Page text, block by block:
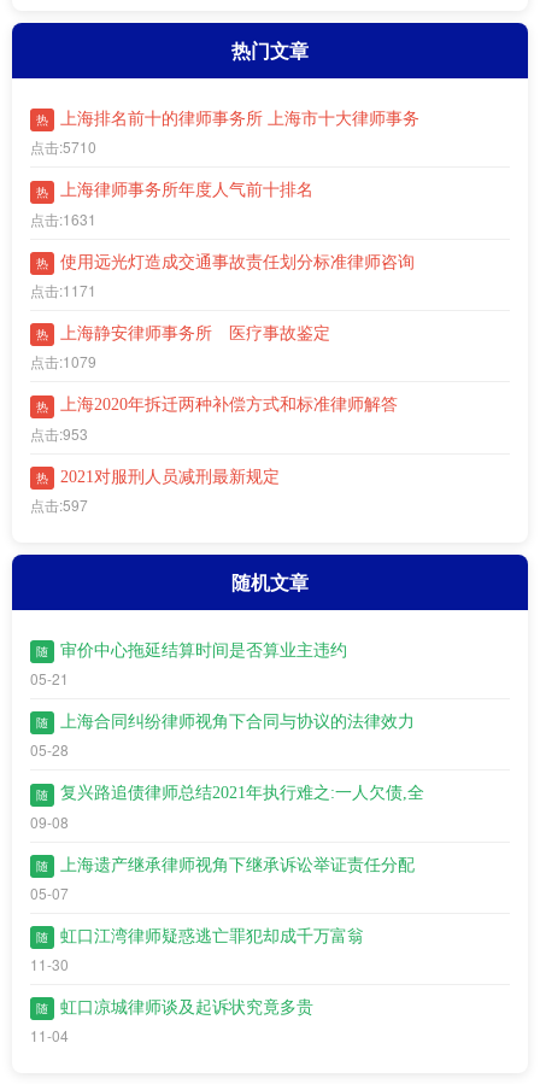
热门文章
热 上海排名前十的律师事务所 上海市十大律师事务
点击:5710
热 上海律师事务所年度人气前十排名
点击:1631
热 使用远光灯造成交通事故责任划分标准律师咨询
点击:1171
热 上海静安律师事务所 医疗事故鉴定
点击:1079
热 上海2020年拆迁两种补偿方式和标准律师解答
点击:953
热 2021对服刑人员减刑最新规定
点击:597
随机文章
随 审价中心拖延结算时间是否算业主违约
05-21
随 上海合同纠纷律师视角下合同与协议的法律效力
05-28
随 复兴路追债律师总结2021年执行难之:一人欠债,全
09-08
随 上海遗产继承律师视角下继承诉讼举证责任分配
05-07
随 虹口江湾​律师疑惑逃亡罪犯却成千万富翁
11-30
随 虹口凉城律师谈及起诉状究竟多贵
11-04